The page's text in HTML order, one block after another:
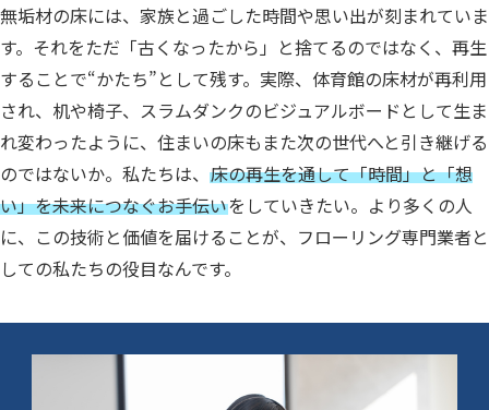
無垢材の床には、家族と過ごした時間や思い出が刻まれていま
す。 それをただ「古くなったから」と捨てるのではなく、再生
することで“かたち”として残す。 実際、体育館の床材が再利用
され、机や椅子、スラムダンクのビジュアルボードとして生ま
れ変わったように、住まいの床もまた次の世代へと引き継げる
のではないか。 私たちは、 床の再生を通して「時間」と「想
い」を未来につなぐお手伝いをしていきたい。 より多くの人
に、この技術と価値を届けることが、フローリング専門業者と
しての私たちの役目なんです。